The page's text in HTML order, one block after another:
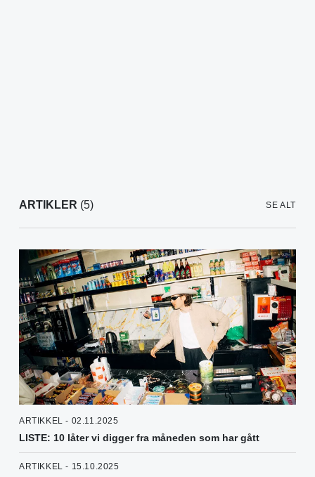
ARTIKLER (5) SE ALT
ARTIKKEL - 02.11.2025
LISTE: 10 låter vi digger fra måneden som har gått
ARTIKKEL - 15.10.2025